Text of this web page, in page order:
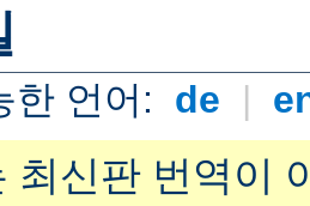
한 언어: de |
최신판 번역이